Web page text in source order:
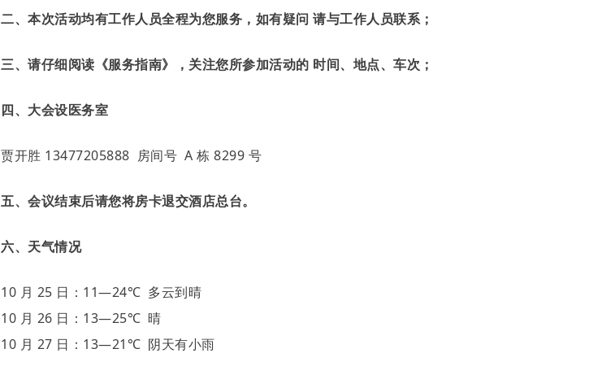
二、本次活动均有工作人员全程为您服务，如有疑问 请与工作人员联系；
三、请仔细阅读《服务指南》，关注您所参加活动的 时间、地点、车次；
四、大会设医务室
贾开胜 13477205888 房间号 A 栋 8299 号
五、会议结束后请您将房卡退交酒店总台。
六、天气情况
10 月 25 日：11—24℃ 多云到晴
10 月 26 日：13—25℃ 晴
10 月 27 日：13—21℃ 阴天有小雨